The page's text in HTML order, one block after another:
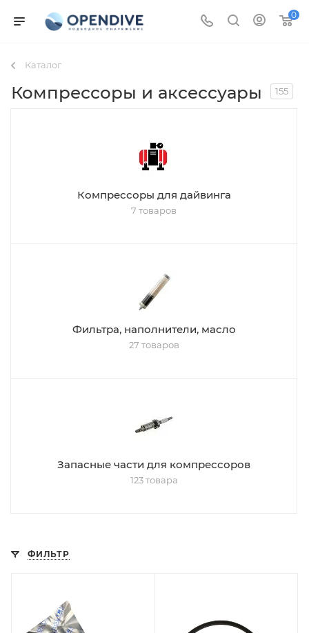
0
Каталог
Компрессоры и аксессуары 155
Компрессоры для дайвинга
7 товаров
Фильтра, наполнители, масло
27 товаров
Запасные части для компрессоров
123 товара
ФИЛЬТР